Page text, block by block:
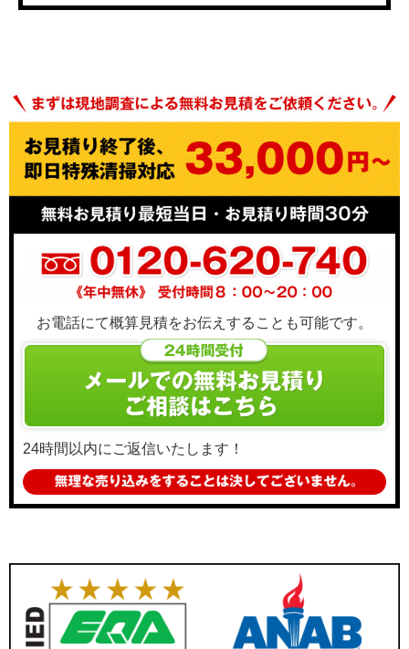
お電話にて概算見積をお伝えすることも可能です。
24時間以内にご返信いたします！